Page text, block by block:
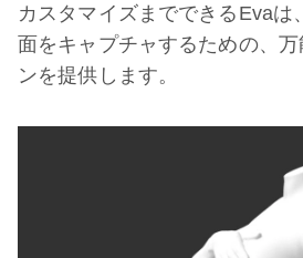
カスタマイズまでできるEvaは
面をキャプチャするための、万
ンを提供します。